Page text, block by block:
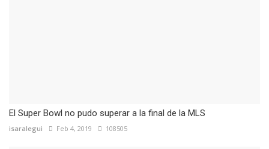
El Super Bowl no pudo superar a la final de la MLS
isaralegui Feb 4, 2019 108505